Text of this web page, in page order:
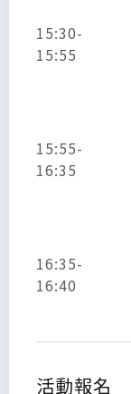
15:30-
15:55
15:55-
16:35
16:35-
16:40
活動報名